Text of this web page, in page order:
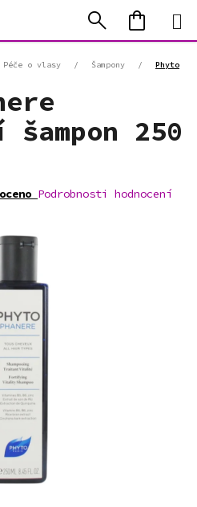
Hledat
KOŠÍK
Péče o vlasy / Šampony /
Phyto
250
Podrobnosti hodnocení